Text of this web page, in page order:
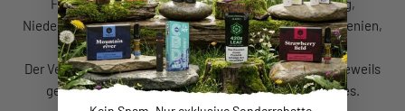
Frankreich, Griechenland, Irland, Italien, Luxemburg,
Niederlande, Polen, Portugal, Rumänien, Slowakei, Slowenien,
Spanien, Schweden, Norwegen.
Der Versand erfolgt sorgfältig verpackt und gemäß den jeweils
geltenden gesetzlichen Bestimmungen des Ziellandes.